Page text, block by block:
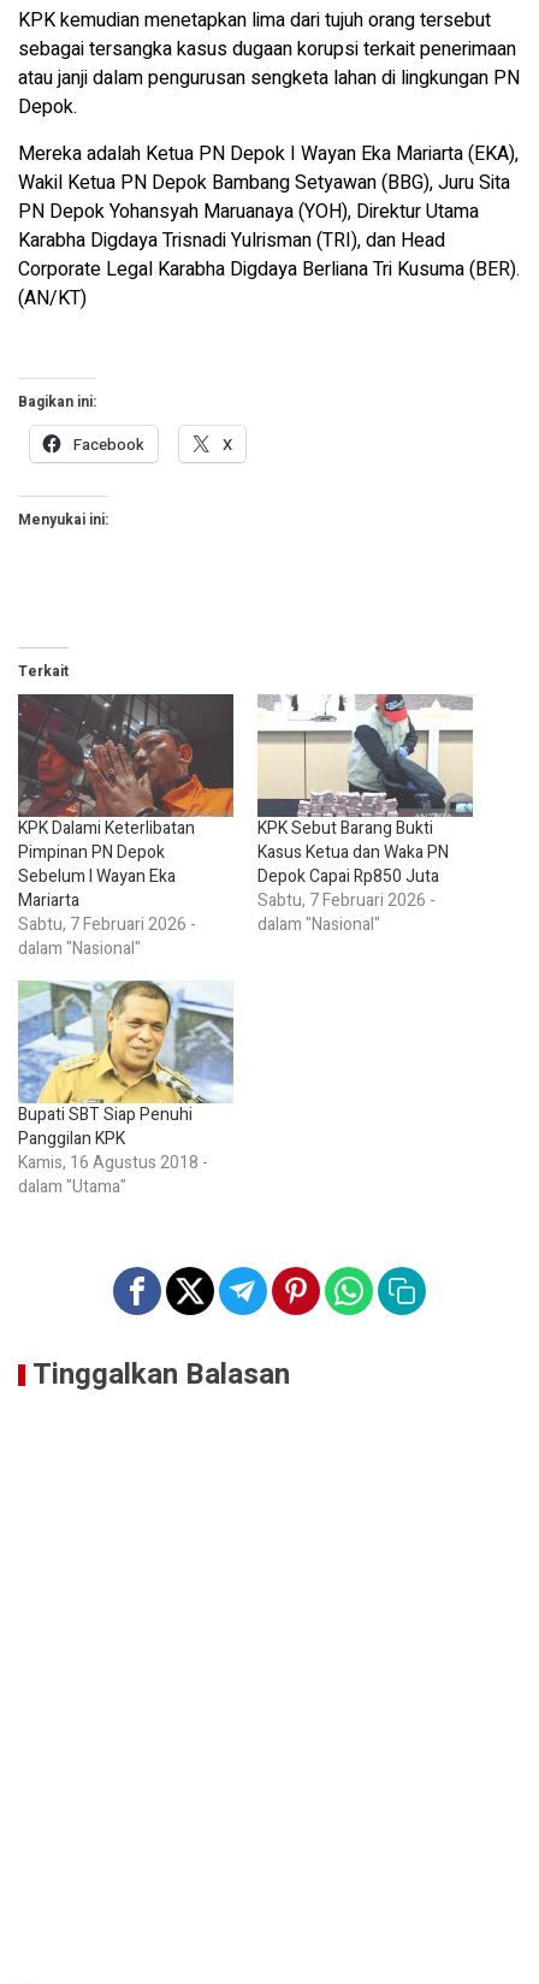
KPK kemudian menetapkan lima dari tujuh orang tersebut
sebagai tersangka kasus dugaan korupsi terkait penerimaan
atau janji dalam pengurusan sengketa lahan di lingkungan PN
Depok.
Mereka adalah Ketua PN Depok I Wayan Eka Mariarta (EKA),
Wakil Ketua PN Depok Bambang Setyawan (BBG), Juru Sita
PN Depok Yohansyah Maruanaya (YOH), Direktur Utama
Karabha Digdaya Trisnadi Yulrisman (TRI), dan Head
Corporate Legal Karabha Digdaya Berliana Tri Kusuma (BER).
(AN/KT)
Bagikan ini:
Facebook X
Menyukai ini:
Terkait
KPK Dalami Keterlibatan
Pimpinan PN Depok
Sebelum I Wayan Eka
Mariarta
Sabtu, 7 Februari 2026 -
dalam "Nasional"
KPK Sebut Barang Bukti
Kasus Ketua dan Waka PN
Depok Capai Rp850 Juta
Sabtu, 7 Februari 2026 -
dalam "Nasional"
Bupati SBT Siap Penuhi
Panggilan KPK
Kamis, 16 Agustus 2018 -
dalam "Utama"
Tinggalkan Balasan